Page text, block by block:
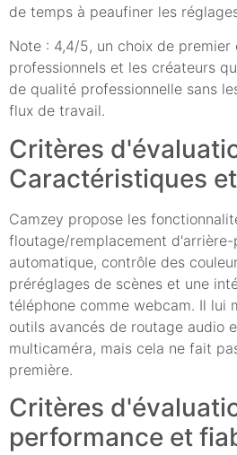
de temps à peaufiner les
Note : 4,4/5, un choix de premier
professionnels et les créateurs
de qualité professionnelle sans
flux de travail.
Critères
Caractéristiques
Camzey propose les
floutage/remplacement
automatique, contrôle des
préréglages de scènes et une
téléphone comme webcam. Il lui
outils avancés de routage audio
multicaméra, mais cela ne fait
première.
Critères
performance et